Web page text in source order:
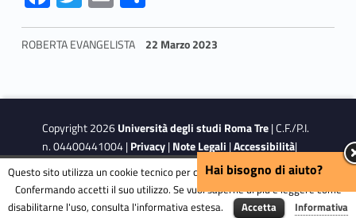
c
o
n
i
s
ce
b
o
k
w
itt
m
ai
h
ar
ROBERTA EVANGELISTA 22 Marzo 2023
Copyright 2026Università degli studi Roma Tre| C.F./P.I.
n. 04400441004 |Privacy|Note Legali |Accessibilità|
Obiettivi di accessibilità
Hai bisogno di aiuto?
This site is protected by reCAPTCHA and the Google Privacy
Questo sito utilizza un cookie tecnico per consentire la corretta navigazione.
Confermando accetti il suo utilizzo. Se vuoi saperne di più e leggere come
disabilitarne l'uso, consulta l'informativa estesa.
Accetta Informativa